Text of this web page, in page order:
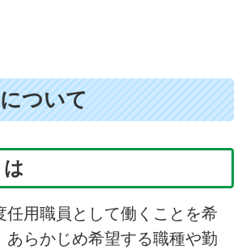
ついて
用職員として働くことを希
あらかじめ希望する職種や勤